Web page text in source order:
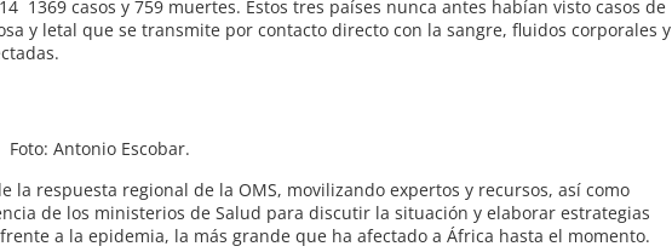
1369 casos y 759 muertes. Estos tres países nunca antes habían visto casos de
y letal que se transmite por contacto directo con la sangre, fluidos corporales y
Foto: Antonio Escobar.
la respuesta regional de la OMS, movilizando expertos y recursos, así como
de los ministerios de Salud para discutir la situación y elaborar estrategias
a la epidemia, la más grande que ha afectado a África hasta el momento.